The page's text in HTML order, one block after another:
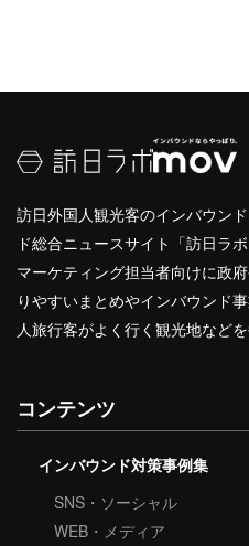
訪日外国人観光客のインバウン
ド総合ニュースサイト「訪日ラ
マーケティング担当者向けに政
りやすいまとめやインバウンド
人旅行客がよく行く観光地などを
コンテンツ
インバウンド対策事例集
SNS・ソーシャル
WEB・メディア